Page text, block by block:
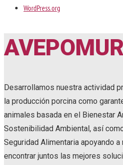
WordPress.org
AVEPOMUR
Desarrollamos nuestra actividad
la producción porcina como
animales basada en el Bienestar
Sostenibilidad Ambiental, así
Seguridad Alimentaria apoyando
encontrar juntos las mejores